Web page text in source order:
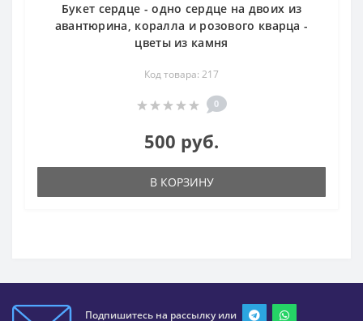
Букет сердце - одно сердце на двоих из
авантюрина, коралла и розового кварца -
цветы из камня
Код товара: 217
0
500 руб.
В КОРЗИНУ
Подпишитесь на рассылку или